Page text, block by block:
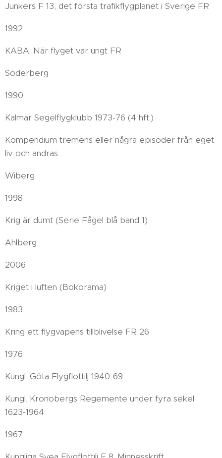
Junkers F 13, det första trafikflygplanet i Sverige FR
1992
KABA. När flyget var ungt FR
Söderberg
1990
Kalmar Segelflygklubb 1973-76 (4 hft.)
Kompendium tremens eller några episoder från eget
liv och andras...
Wiberg
1998
Krig är dumt (Serie Fågel blå band 1)
Ahlberg
2006
Kriget i luften (Bokorama)
1983
Kring ett flygvapens tillblivelse FR 26
1976
Kungl. Göta Flygflottilj 1940-69
Kungl. Kronobergs Regemente under fyra sekel
1623-1964
1967